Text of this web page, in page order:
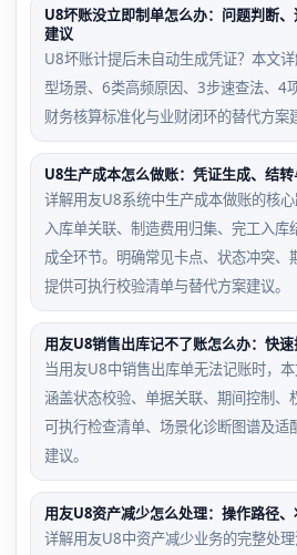
U8坏账没立即制单怎么办：问题判断
建议
U8坏账计提后未自动生成凭证？本文
型场景、6类高频原因、3步速查法、4
财务核算标准化与业财闭环的替代方案
U8生产成本怎么做账：凭证生成、结
详解用友U8系统中生产成本做账的核
入库单关联、制造费用归集、完工入库
成全环节。明确常见卡点、状态冲突、
提供可执行校验清单与替代方案建议。
用友U8销售出库记不了账怎么办：快
当用友U8中销售出库单无法记账时，本
涵盖状态校验、单据关联、期间控制、
可执行检查清单、场景化诊断图谱及适
建议。
用友U8资产减少怎么处理：操作路径
详解用友U8中资产减少业务的完整处